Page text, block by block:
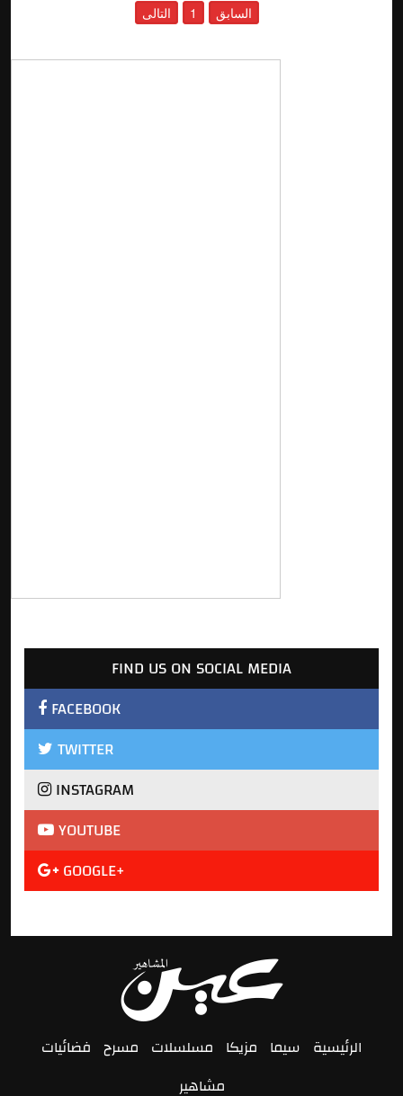
السابق 1 التالى
FIND US ON SOCIAL MEDIA
FACEBOOK
TWITTER
INSTAGRAM
YOUTUBE
GOOGLE+
الرئيسية سيما مزيكا مسلسلات مسرح فضائيات
مشاهير